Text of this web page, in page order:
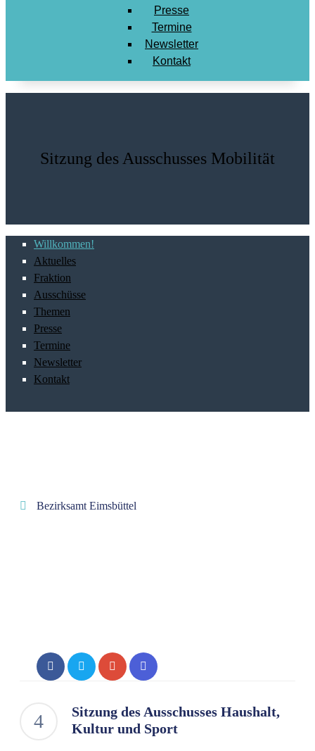
Presse
Termine
Newsletter
Kontakt
Sitzung des Ausschusses Mobilität
Willkommen!
Aktuelles
Fraktion
Ausschüsse
Themen
Presse
Termine
Newsletter
Kontakt
Bezirksamt Eimsbüttel
Sitzung des Ausschusses Haushalt,
Kultur und Sport